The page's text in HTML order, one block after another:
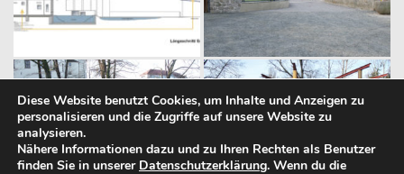
Diese Website benutzt Cookies, um Inhalte und Anzeigen zu
personalisieren und die Zugriffe auf unsere Website zu
analysieren.
Nähere Informationen dazu und zu Ihren Rechten als Benutzer
finden Sie in unserer Datenschutzerklärung. Wenn du die